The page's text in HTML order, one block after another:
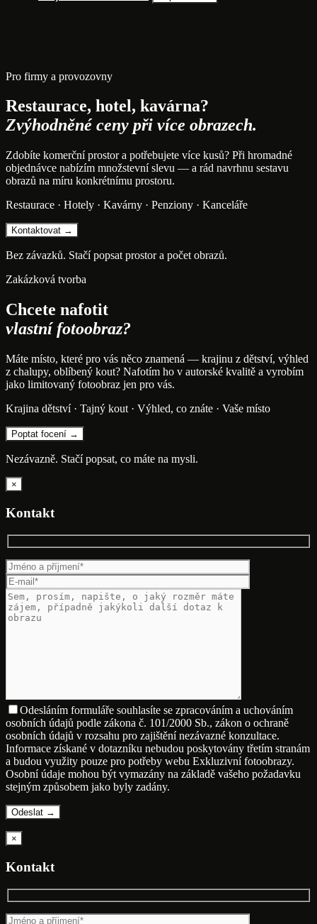
Pro firmy a provozovny
Restaurace, hotel, kavárna?
Zvýhodněné ceny při více obrazech.
Zdobíte komerční prostor a potřebujete více kusů? Při hromadné
objednávce nabízím množstevní slevu — a rád navrhnu sestavu
obrazů na míru konkrétnímu prostoru.
Restaurace · Hotely · Kavárny · Penziony · Kanceláře
Kontaktovat →
Bez závazků. Stačí popsat prostor a počet obrazů.
Zakázková tvorba
Chcete nafotit
vlastní fotoobraz?
Máte místo, které pro vás něco znamená — krajinu z dětství, výhled
z chalupy, oblíbený kout? Nafotím ho v autorské kvalitě a vyrobím
jako limitovaný fotoobraz jen pro vás.
Krajina dětství · Tajný kout · Výhled, co znáte · Vaše místo
Poptat focení →
Nezávazně. Stačí popsat, co máte na mysli.
×
Kontakt
Odesláním formuláře souhlasíte se zpracováním a uchováním
osobních údajů podle zákona č. 101/2000 Sb., zákon o ochraně
osobních údajů v rozsahu pro zajištění nezávazné konzultace.
Informace získané v dotazníku nebudou poskytovány třetím stranám
a budou využity pouze pro potřeby webu Exkluzivní fotoobrazy.
Osobní údaje mohou být vymazány na základě vašeho požadavku
stejným způsobem jako byly zadány.
×
Kontakt